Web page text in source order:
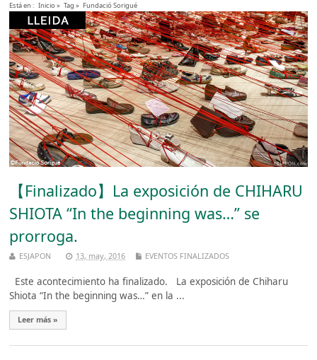
Está en : Inicio» Tag » Fundació Sorigué
【Finalizado】La exposición de CHIHARU
SHIOTA “In the beginning was…” se
prorroga.
ESJAPON 13, may, 2016 EVENTOS FINALIZADOS
Este acontecimiento ha finalizado. La exposición de Chiharu
Shiota “In the beginning was…” en la ...
Leer más »